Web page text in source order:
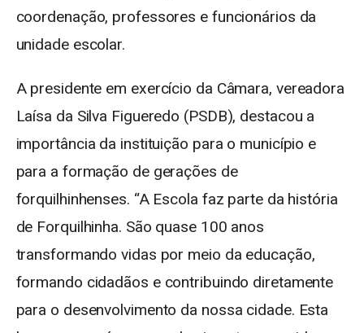
coordenação, professores e funcionários da
unidade escolar.
A presidente em exercício da Câmara, vereadora
Laísa da Silva Figueredo (PSDB), destacou a
importância da instituição para o município e
para a formação de gerações de
forquilhinhenses. “A Escola faz parte da história
de Forquilhinha. São quase 100 anos
transformando vidas por meio da educação,
formando cidadãos e contribuindo diretamente
para o desenvolvimento da nossa cidade. Esta